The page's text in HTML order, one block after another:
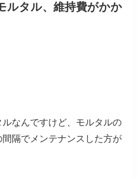
ルタル、維持費がかか
なんですけど、モルタルの
隔でメンテナンスした方が